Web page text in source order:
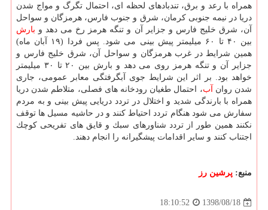
همراه با رعد و برق، تندبادهای لحظه ای، احتمال تگرگ و مواج شدن
دریا در نیمه جنوبی كرمان، شرق و جنوب فارس، هرمزگان و سواحل
آن، شرق خلیج فارس و جزایر آن و تنگه هرمز رخ می دهد و بارش
بین ۴۰ تا ۶۰ میلیمتر پیش بینی می شود. پس فردا (۱۹ آبان ماه)
همین شرایط در غرب هرمزگان و سواحل آن، شرق خلیج فارس و
جزایر آن و تنگه هرمز روی می دهد و بارش بین ۲۰ تا ۳۰ میلیمتر
خواهد بود. بر اثر این شرایط جوی آبگرفتگی معابر عمومی، جاری
شدن روان آب، احتمال طغیان رودخانه های فصلی، متلاطم شدن دریا
همراه با بارندگی شدید و اختلال در تردد دریایی پیش بینی و به مردم
سفارش می شود هنگام تردد احتیاط كنند و در حاشیه مسیل ها توقف
نكنند همین طور از تردد شناورهای سبك و قایق های تفریحی كوچك
اجتناب كنند و سایر اقدامات پیشگیرانه را انجام دهند.
منبع: پرشین رز
1398/08/18
18:10:52